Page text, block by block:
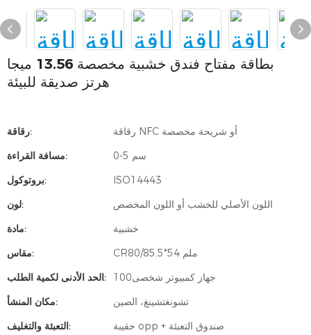
بطاقة مفتاح فندق خشبية مخصصة 13.56 ميجا
هرتز صديقة للبيئة
رقاقة:
رقاقة NFC أو شريحة مخصصة
مسافة القراءة:
0-5 سم
بروتوكول:
ISO14443
لون:
اللون الأصلي للخشب أو اللون المخصص
مادة:
خشبية
مقاس:
CR80/85.5*54 ملم
الحد الأدنى لكمية الطلب:
جهاز كمبيوتر شخصى100
مكان المنشأ:
تشونغتشينغ، الصين
التعبئة والتغليف:
حقيبة opp + صندوق التعبئة